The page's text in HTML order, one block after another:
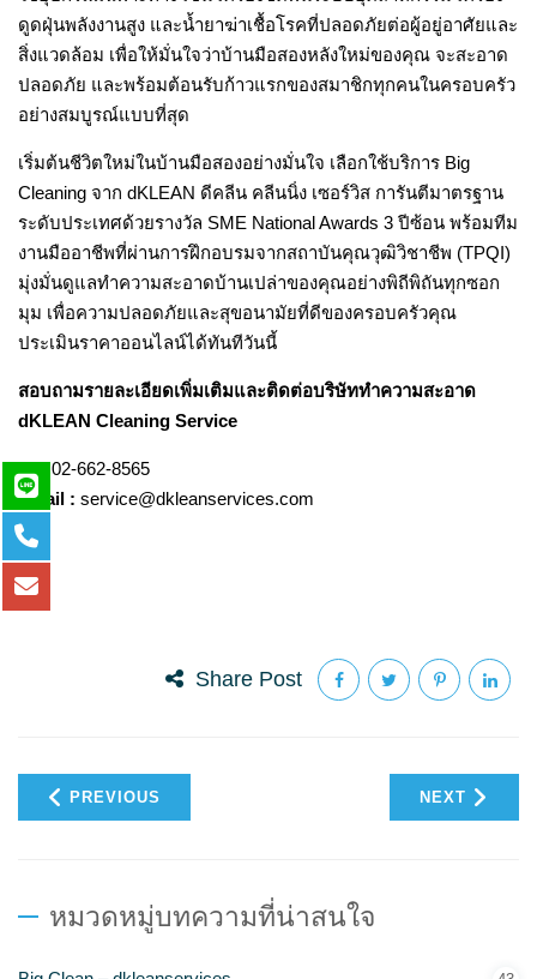
ดูดฝุ่นพลังงานสูง และน้ำยาฆ่าเชื้อโรคที่ปลอดภัยต่อผู้อยู่อาศัยและ
สิ่งแวดล้อม เพื่อให้มั่นใจว่าบ้านมือสองหลังใหม่ของคุณ จะสะอาด
ปลอดภัย และพร้อมต้อนรับก้าวแรกของสมาชิกทุกคนในครอบครัว
อย่างสมบูรณ์แบบที่สุด
เริ่มต้นชีวิตใหม่ในบ้านมือสองอย่างมั่นใจ เลือกใช้บริการ Big
Cleaning จาก dKLEAN ดีคลีน คลีนนิ่ง เซอร์วิส การันตีมาตรฐาน
ระดับประเทศด้วยรางวัล SME National Awards 3 ปีซ้อน พร้อมทีม
งานมืออาชีพที่ผ่านการฝึกอบรมจากสถาบันคุณวุฒิวิชาชีพ (TPQI)
มุ่งมั่นดูแลทำความสะอาดบ้านเปล่าของคุณอย่างพิถีพิถันทุกซอก
มุม เพื่อความปลอดภัยและสุขอนามัยที่ดีของครอบครัวคุณ
ประเมินราคาออนไลน์ได้ทันทีวันนี้
สอบถามรายละเอียดเพิ่มเติมและติดต่อบริษัททำความสะอาด
dKLEAN Cleaning Service
Tel. 02-662-8565
Email : service@dkleanservices.com
Share Post
PREVIOUS NEXT
หมวดหมู่บทความที่น่าสนใจ